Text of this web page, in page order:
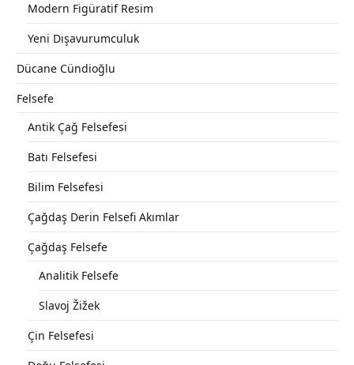
Modern Figüratif Resim
Yeni Dışavurumculuk
Dücane Cündioğlu
Felsefe
Antik Çağ Felsefesi
Batı Felsefesi
Bilim Felsefesi
Çağdaş Derin Felsefi Akımlar
Çağdaş Felsefe
Analitik Felsefe
Slavoj Žižek
Çin Felsefesi